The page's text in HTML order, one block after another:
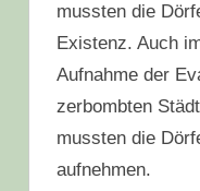
mussten die
Existenz. Auch
Aufnahme der
zerbombten
mussten die
aufnehmen.